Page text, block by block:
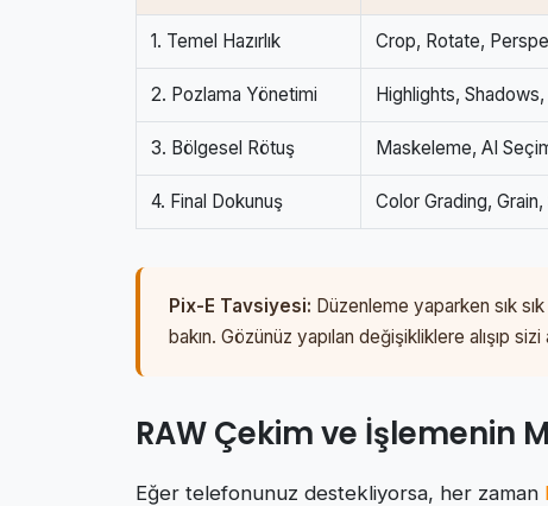
1. Temel Hazırlık Crop, Rotate,
2. Pozlama Yönetimi Highlights,
3. Bölgesel Rötuş Maskeleme, AI
4. Final Dokunuş Color Grading, Grain,
Pix-E Tavsiyesi: Düzenleme yaparken sık
bakın. Gözünüz yapılan değişikliklere alışıp
RAW Çekim ve İşlemenin
Eğer telefonunuz destekliyorsa, her zaman